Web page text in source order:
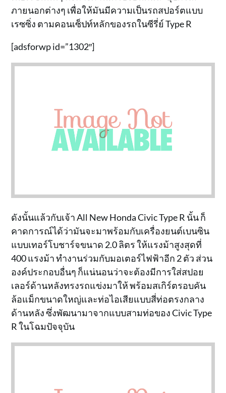
ภายนอกต่างๆ เพื่อให้มันมีความเป็นรถสปอร์ตแบบ
เรซซิ่ง ตามคอนเซ็ปท์หลักของรถในซีรี่ย์ Type R
[adsforwp id=”1302″]
ดังนั้นแล้วกับเจ้า All New Honda Civic Type R นั้น ก็
คาดการณ์ได้ว่ามันจะมาพร้อมกับเครื่องยนต์เบนซิน
แบบเทอร์โบชาร์จขนาด 2.0 ลิตร ให้แรงม้าสูงสุดที่
400 แรงม้า ทำงานร่วมกับมอเตอร์ไฟฟ้าอีก 2 ตัว ส่วน
องค์ประกอบอื่นๆ ก็แน่นอนว่าจะต้องมีการใส่สปอย
เลอร์ด้านหลังทรงรถแข่งมาให้ พร้อมสเกิร์ตรอบคัน
ล้อแม็กขนาดใหญ่และท่อไอเสียแบบสี่ท่อตรงกลาง
ด้านหลัง ซึ่งพัฒนามาจากแบบสามท่อของ Civic Type
R ในโฉมปัจจุบัน